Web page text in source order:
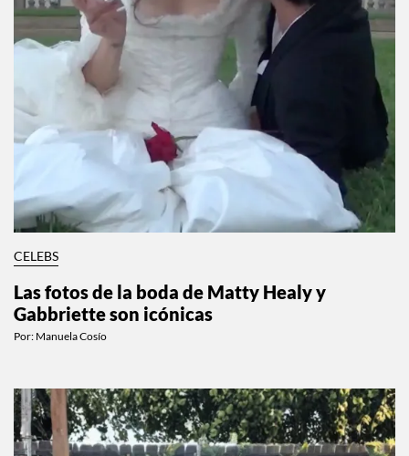
CELEBS
Las fotos de la boda de Matty Healy y
Gabbriette son icónicas
Por: Manuela Cosío